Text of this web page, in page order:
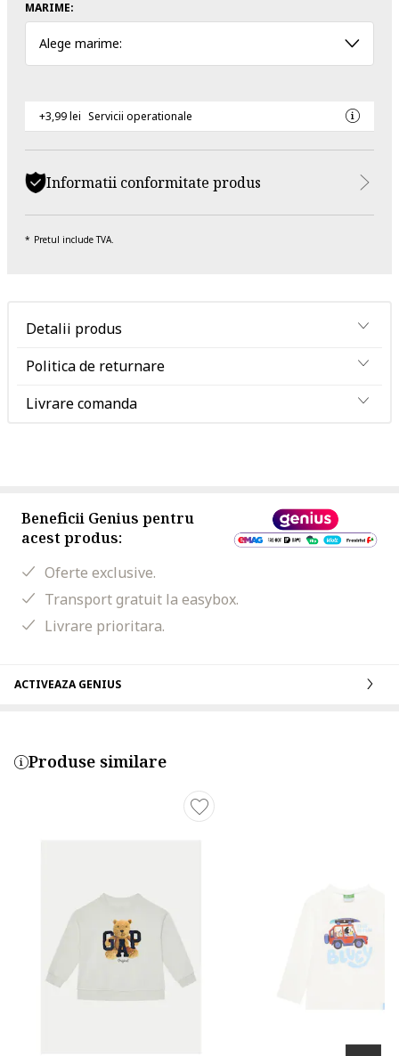
MARIME:
Alege marime:
+3,99 lei Servicii operationale
Informatii conformitate produs
Pretul include TVA.
Detalii produs
Politica de returnare
Livrare comanda
Beneficii Genius pentru
acest produs:
Oferte exclusive.
Transport gratuit la easybox.
Livrare prioritara.
ACTIVEAZA GENIUS
Produse similare